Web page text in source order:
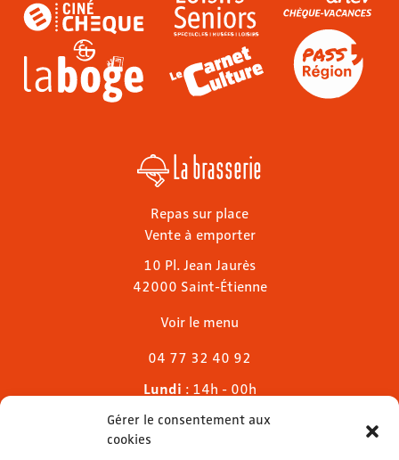
Gérer le consentement aux
cookies
La brasserie
Repas sur place
Vente à emporter
10 Pl. Jean Jaurès
42000 Saint-Étienne
Voir le menu
04 77 32 40 92
Lundi : 14h - 00h
Mardi & mercredi
Jeudi